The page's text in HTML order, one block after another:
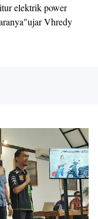
elektrik power
Vhredy